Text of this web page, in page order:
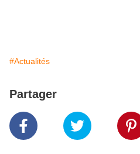
#Actualités
Partager